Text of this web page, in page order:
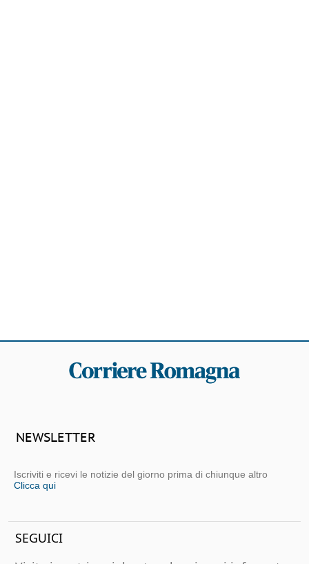
NEWSLETTER
Iscriviti e ricevi le notizie del giorno prima di chiunque altro
Clicca qui
SEGUICI